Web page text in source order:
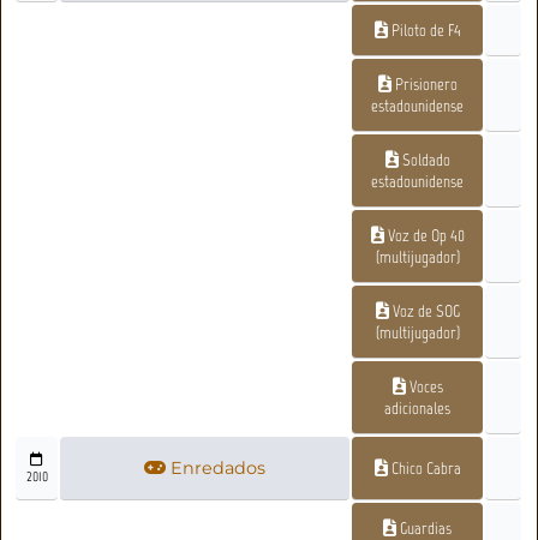
Piloto de F4
Prisionero
estadounidense
Soldado
estadounidense
Voz de Op 40
(multijugador)
Voz de SOG
(multijugador)
Voces
adicionales
2010 Enredados Chico Cabra
Guardias